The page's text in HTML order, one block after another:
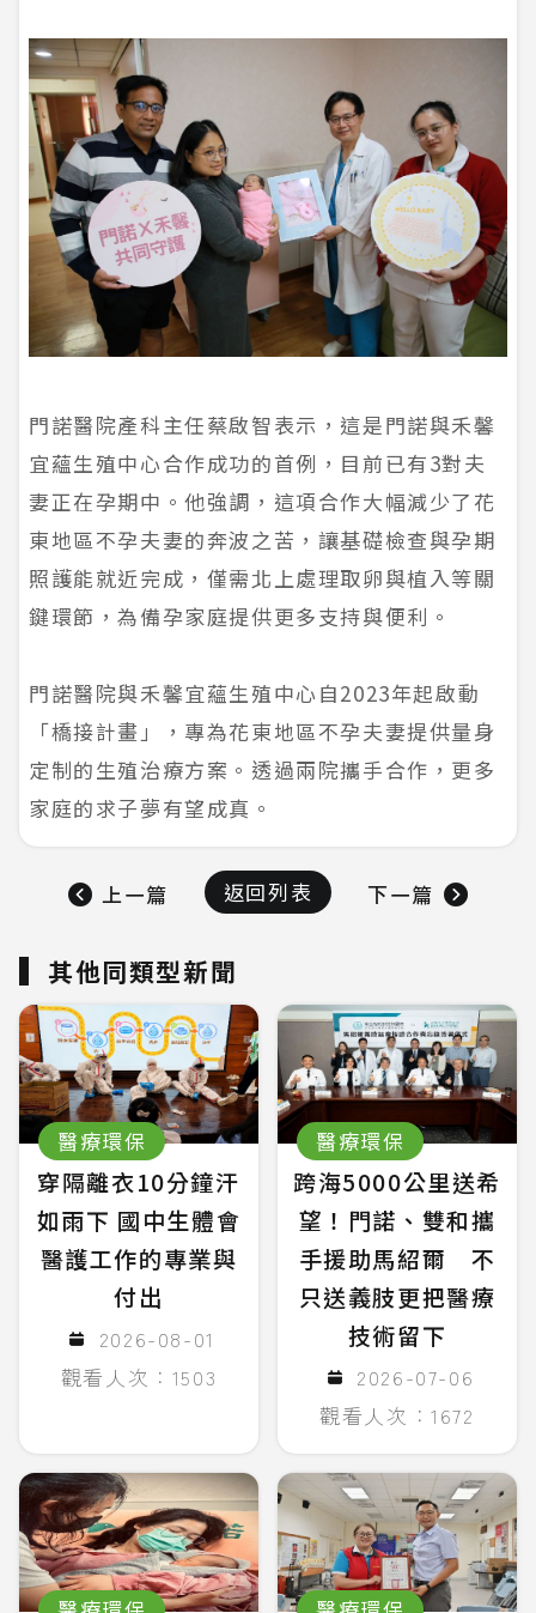
門諾醫院產科主任蔡啟智表示，這是門諾與禾馨
宜蘊生殖中心合作成功的首例，目前已有3對夫
妻正在孕期中。他強調，這項合作大幅減少了花
東地區不孕夫妻的奔波之苦，讓基礎檢查與孕期
照護能就近完成，僅需北上處理取卵與植入等關
鍵環節，為備孕家庭提供更多支持與便利。
門諾醫院與禾馨宜蘊生殖中心自2023年起啟動
「橋接計畫」，專為花東地區不孕夫妻提供量身
定制的生殖治療方案。透過兩院攜手合作，更多
家庭的求子夢有望成真。
上一篇 返回列表 下一篇
其他同類型新聞
醫療環保
穿隔離衣10分鐘汗
如雨下 國中生體會
醫護工作的專業與
付出
2026-08-01
觀看人次：1503
醫療環保
跨海5000公里送希
望！門諾、雙和攜
手援助馬紹爾 不
只送義肢更把醫療
技術留下
2026-07-06
觀看人次：1672